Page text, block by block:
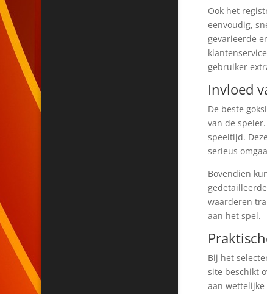
Ook het
eenvoudig,
gevarieerde
gebruiker
Invloed
De beste
van de
speeltijd.
serieus
Bovendien
waarderen
aan het spel.
Bij het
site beschikt
aan